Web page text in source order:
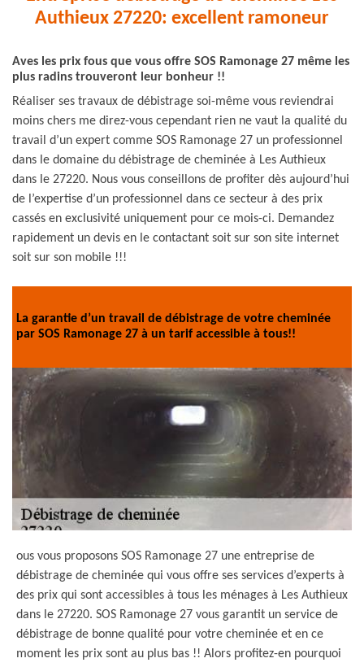
Authieux 27220: excellent ramoneur
Aves les prix fous que vous offre SOS Ramonage 27 même les
plus radins trouveront leur bonheur !!
Réaliser ses travaux de débistrage soi-même vous reviendrai
moins chers me direz-vous cependant rien ne vaut la qualité du
travail d’un expert comme SOS Ramonage 27 un professionnel
dans le domaine du débistrage de cheminée à Les Authieux
dans le 27220. Nous vous conseillons de profiter dès aujourd’hui
de l’expertise d’un professionnel dans ce secteur à des prix
cassés en exclusivité uniquement pour ce mois-ci. Demandez
rapidement un devis en le contactant soit sur son site internet
soit sur son mobile !!!
La garantie d’un travail de débistrage de votre cheminée
par SOS Ramonage 27 à un tarif accessible à tous!!
ous vous proposons SOS Ramonage 27 une entreprise de
débistrage de cheminée qui vous offre ses services d’experts à
des prix qui sont accessibles à tous les ménages à Les Authieux
dans le 27220. SOS Ramonage 27 vous garantit un service de
débistrage de bonne qualité pour votre cheminée et en ce
moment les prix sont au plus bas !! Alors profitez-en pourquoi